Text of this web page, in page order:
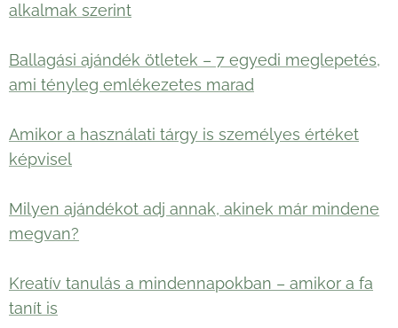
alkalmak szerint
Ballagási ajándék ötletek – 7 egyedi meglepetés,
ami tényleg emlékezetes marad
Amikor a használati tárgy is személyes értéket
képvisel
Milyen ajándékot adj annak, akinek már mindene
megvan?
Kreatív tanulás a mindennapokban – amikor a fa
tanít is